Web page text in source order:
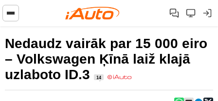
Nedaudz vairāk par 15 000 eiro
– Volkswagen Ķīnā laiž klajā
uzlaboto ID.3
14